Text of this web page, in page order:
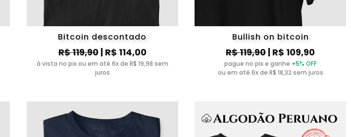
Bitcoin descontado
R$ 119,90| R$ 114,00
à vista no pix ou em até 6x de R$ 19,98 sem
juros
Bullish on bitcoin
R$ 119,90| R$ 109,90
pague no pix e ganhe +5% OFF
ou em até 6x de R$ 18,32 sem juros